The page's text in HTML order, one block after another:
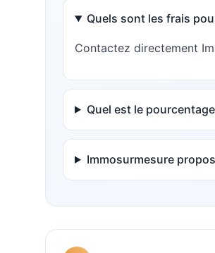
Quels sont les frais
Contactez directement
Quel est le
Immosurmesure